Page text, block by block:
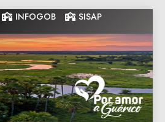
INFOGOB SISAP
Gobernacion
de Guarico
Gobernacion de Guarico